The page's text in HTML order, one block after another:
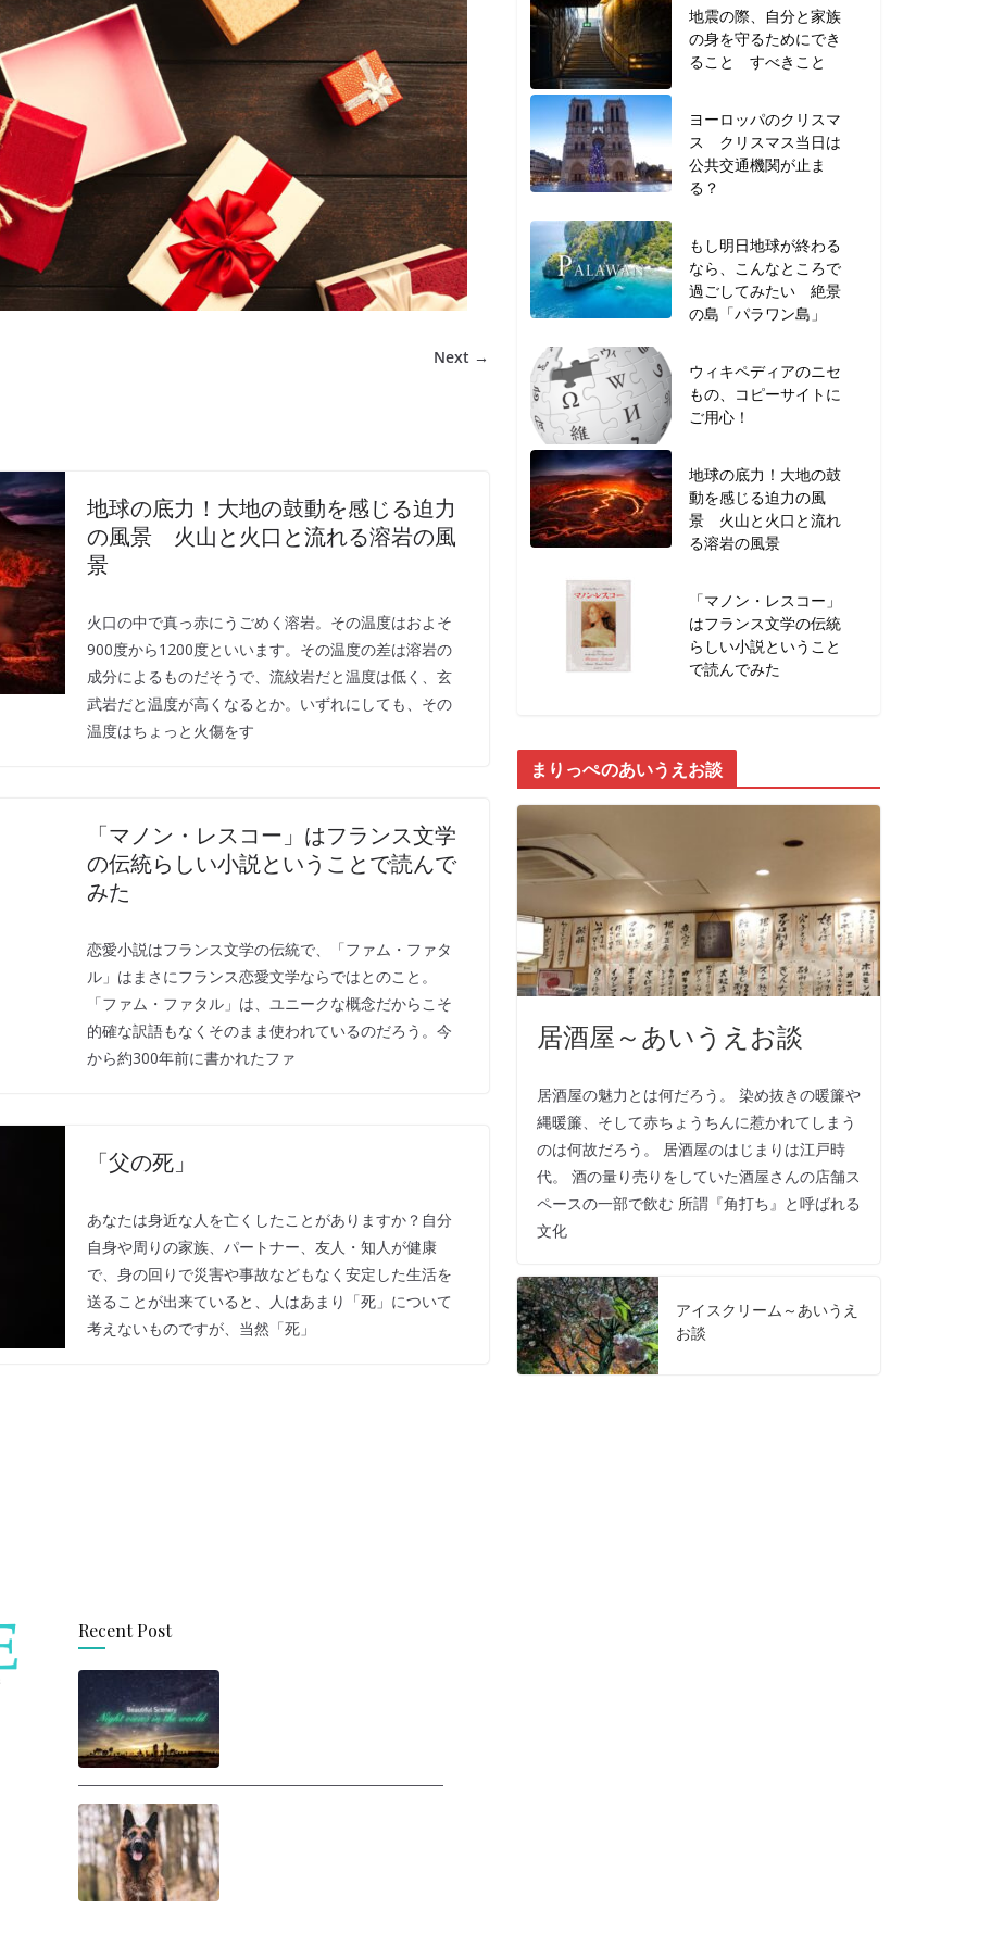
Next →
地球の底力！大地の鼓動を感じる迫力
の風景 火山と火口と流れる溶岩の風
景
火口の中で真っ赤にうごめく溶岩。その温度はおよそ
900度から1200度といいます。その温度の差は溶岩の
成分によるものだそうで、流紋岩だと温度は低く、玄
武岩だと温度が高くなるとか。いずれにしても、その
温度はちょっと火傷をす
「マノン・レスコー」はフランス文学
の伝統らしい小説ということで読んで
みた
恋愛小説はフランス文学の伝統で、「ファム・ファタ
ル」はまさにフランス恋愛文学ならではとのこと。
「ファム・ファタル」は、ユニークな概念だからこそ
的確な訳語もなくそのまま使われているのだろう。今
から約300年前に書かれたファ
「父の死」
あなたは身近な人を亡くしたことがありますか？自分
自身や周りの家族、パートナー、友人・知人が健康
で、身の回りで災害や事故などもなく安定した生活を
送ることが出来ていると、人はあまり「死」について
考えないものですが、当然「死」
地震の際、自分と家族
の身を守るためにでき
ること すべきこと
ヨーロッパのクリスマ
ス クリスマス当日は
公共交通機関が止ま
る？
もし明日地球が終わる
なら、こんなところで
過ごしてみたい 絶景
の島「パラワン島」
ウィキペディアのニセ
もの、コピーサイトに
ご用心！
地球の底力！大地の鼓
動を感じる迫力の風
景 火山と火口と流れ
る溶岩の風景
「マノン・レスコー」
はフランス文学の伝統
らしい小説ということ
で読んでみた
まりっぺのあいうえお談
居酒屋～あいうえお談
居酒屋の魅力とは何だろう。 染め抜きの暖簾や
縄暖簾、そして赤ちょうちんに惹かれてしまう
のは何故だろう。 居酒屋のはじまりは江戸時
代。 酒の量り売りをしていた酒屋さんの店舗ス
ペースの一部で飲む 所謂『角打ち』と呼ばれる
文化
アイスクリーム～あいうえ
お談
Recent Post